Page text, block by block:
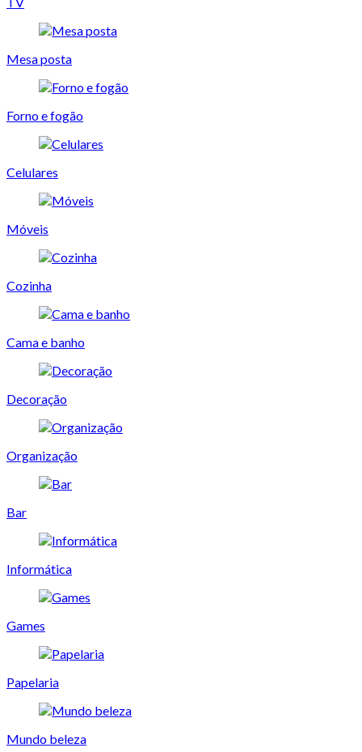
Mesa posta
Forno e fogão
Celulares
Móveis
Cozinha
Cama e banho
Decoração
Organização
Bar
Informática
Games
Papelaria
Mundo beleza